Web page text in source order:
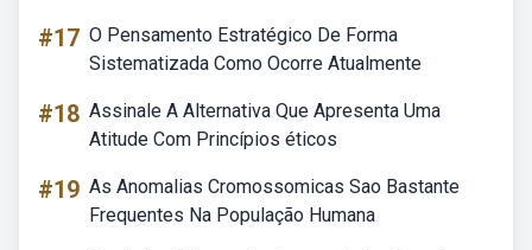
#17 O Pensamento Estratégico De Forma
Sistematizada Como Ocorre Atualmente
#18 Assinale A Alternativa Que Apresenta Uma
Atitude Com Princípios éticos
#19 As Anomalias Cromossomicas Sao Bastante
Frequentes Na População Humana